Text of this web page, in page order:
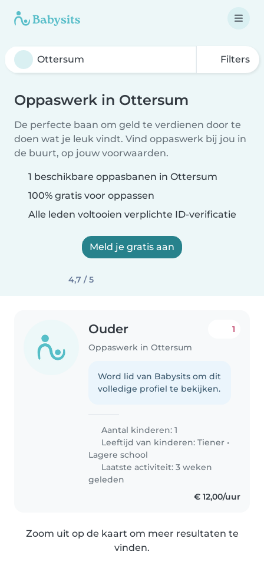
Filters
Oppaswerk in Ottersum
De perfecte baan om geld te verdienen door te
doen wat je leuk vindt. Vind oppaswerk bij jou in
de buurt, op jouw voorwaarden.
1 beschikbare oppasbanen in Ottersum
100% gratis voor oppassen
Alle leden voltooien verplichte ID-verificatie
Meld je gratis aan
4,7 / 5
Ouder
Oppaswerk in Ottersum
1
Word lid van Babysits om dit
volledige profiel te bekijken.
Aantal kinderen: 1
Leeftijd van kinderen:Tiener •
Lagere school
Laatste activiteit: 3 weken
geleden
€ 12,00/uur
Zoom uit op de kaart om meer resultaten te
vinden.